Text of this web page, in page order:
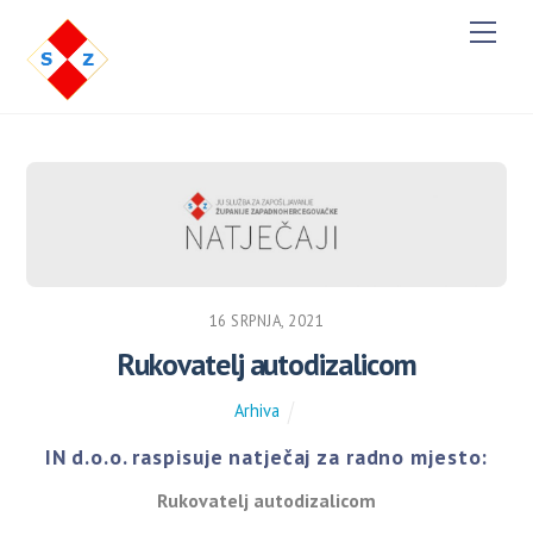
M
e
16 SRPNJA, 2021
Rukovatelj autodizalicom
Arhiva
IN d.o.o. raspisuje natječaj za radno mjesto:
Rukovatelj autodizalicom